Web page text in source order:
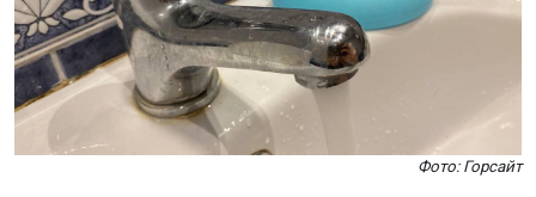
Фото: Горсайт